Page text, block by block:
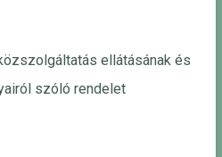
ellátásának és
szóló rendelet